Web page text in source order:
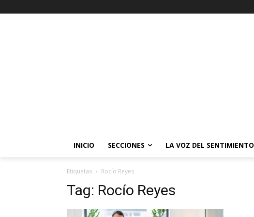
INICIO SECCIONES LA VOZ DEL SENTIMIENTO
Etiquetas Rocío Reyes
Tag: Rocío Reyes